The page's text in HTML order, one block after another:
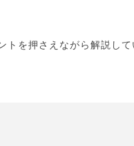
を押さえながら解説して